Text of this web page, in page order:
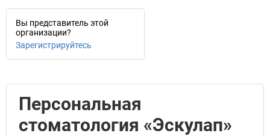
Вы представитель этой
организации?
Зарегистрируйтесь
Персональная
стоматология «Эскулап»